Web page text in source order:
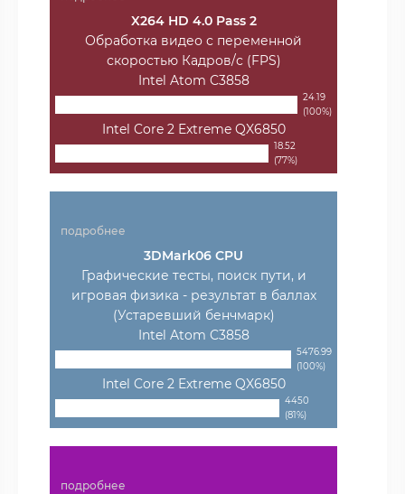
X264 HD 4.0 Pass 2
Обработка видео с переменной
скоростью Кадров/с (FPS)
Intel Atom C3858
24.19
(100%)
Intel Core 2 Extreme QX6850
18.52
(77%)
подробнее
3DMark06 CPU
Графические тесты, поиск пути, и
игровая физика - результат в баллах
(Устаревший бенчмарк)
Intel Atom C3858
5476.99
(100%)
Intel Core 2 Extreme QX6850
4450
(81%)
подробнее